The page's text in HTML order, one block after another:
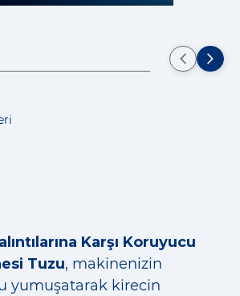
Karşı Koruyucu
Tuzu, makinenizin
yumuşatarak kirecin